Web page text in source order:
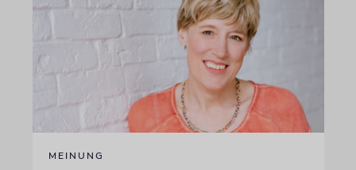
MEINUNG